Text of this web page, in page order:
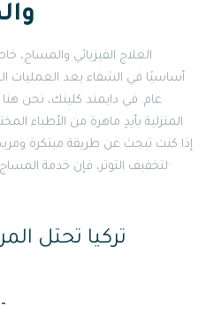
العلاج الفيزيائي والمساج،
أساسيًا في الشفاء بعد العمليات
عام. في دايمند كلينك، نحن
المنزلية بأيدٍ ماهرة من الأطباء
إذا كنت تبحث عن طريقة مبتكرة
لتخفيف التوتر، فإن خدمة المساج العلاجي لدينا هي الحل المثالي لك·
تركيا تحتل
لوتين: الصديق للعين والبشرة-